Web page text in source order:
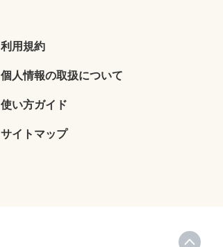
利用規約
個人情報の取扱について
使い方ガイド
サイトマップ